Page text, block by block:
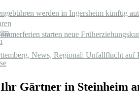
werden in Ingersheim künftig
starten neue
News, Regional: Unfallflucht auf
Gärtner in Steinheim